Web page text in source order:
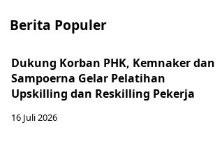
Berita Populer
Dukung Korban PHK, Kemnaker dan
Sampoerna Gelar Pelatihan
Upskilling dan Reskilling Pekerja
16 Juli 2026